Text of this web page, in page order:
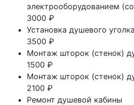
электрооборудованием
3000 ₽
Установка душевого уголка
3500 ₽
Монтаж шторок (стенок)
1500 ₽
Монтаж шторок (стенок)
2100 ₽
Ремонт душевой кабины